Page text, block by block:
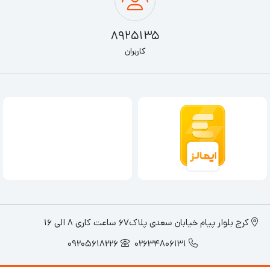
8925135
کاربران
کرج بلوار پیام خیابان سعدی پلاک67 ساعت کاری 8 الی 16
02634806131
09205618226